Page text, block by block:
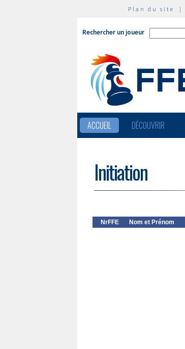
Plan du site |
Rechercher un joueur
ACCUEIL DÉCOUVRIR
Initiation
NrFFE Nom et Prénom